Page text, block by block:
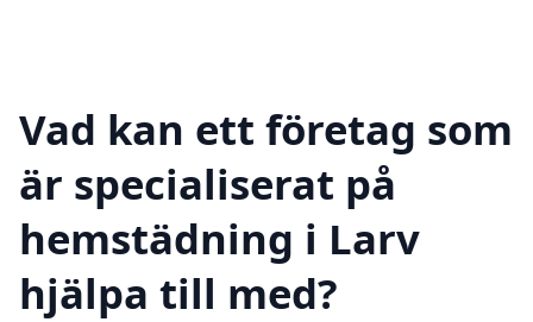
Vad kan ett företag som
är specialiserat på
hemstädning i Larv
hjälpa till med?